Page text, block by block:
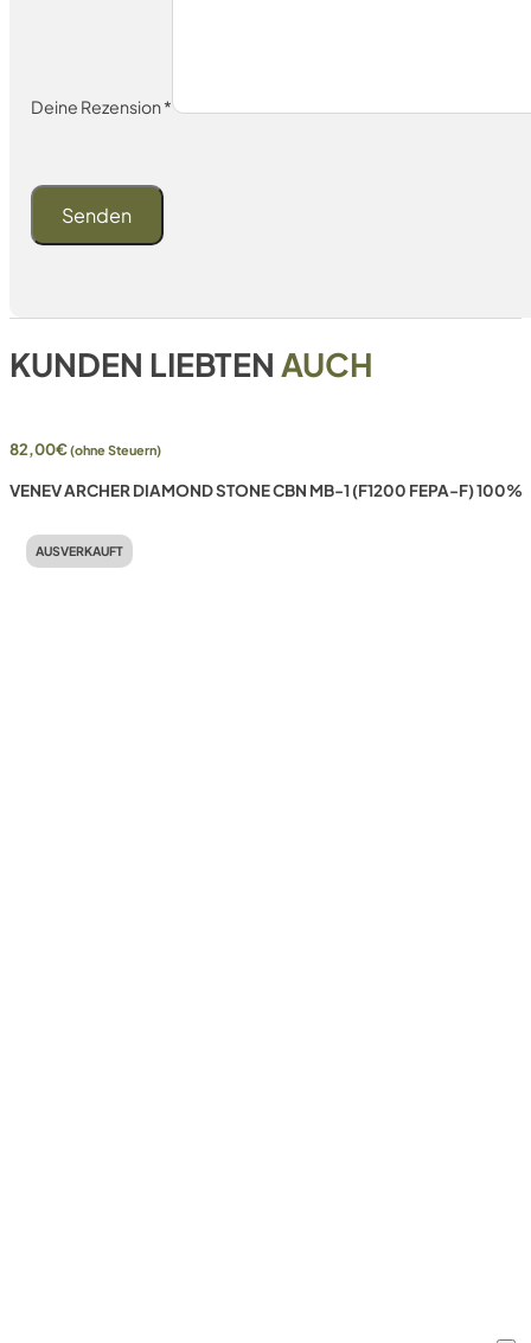
Deine Rezension*
KUNDEN LIEBTEN AUCH
82,00€(ohne Steuern)
VENEV ARCHER DIAMOND STONE CBN MB-1 (F1200 FEPA-F) 100%
AUSVERKAUFT